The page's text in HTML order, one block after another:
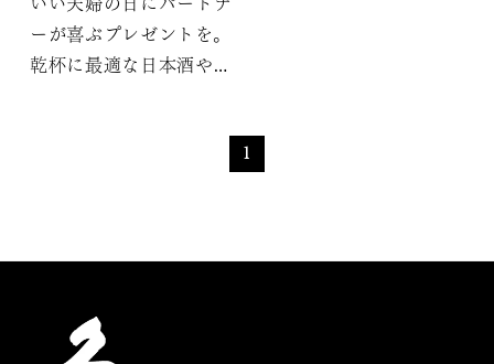
ーが喜ぶプレゼントを。
乾杯に最適な日本酒や酒
1